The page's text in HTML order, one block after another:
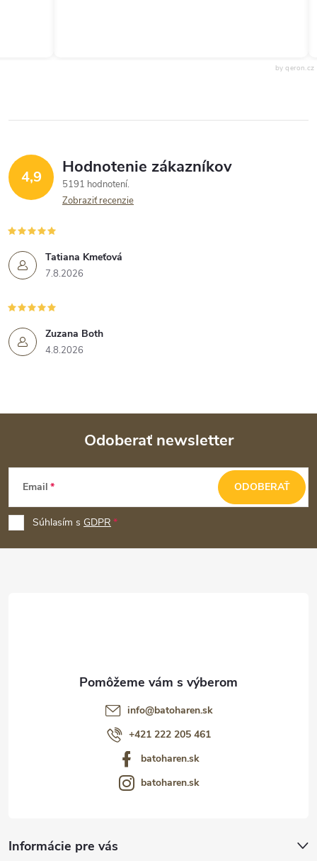
by qeron.cz
4,9 Hodnotenie zákazníkov
5191 hodnotení
Zobraziť recenzie
Tatiana Kmeťová
7.8.2026
Zuzana Both
4.8.2026
Z
p
ä
Odoberať newsletter
Email
Súhlasím s GDPR
ODOBERAŤ
Informácie pre vás
info@batoharen.sk
+421 222 205 461
batoharen.sk
batoharen.sk